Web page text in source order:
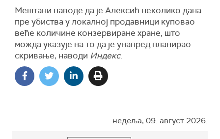
Мештани наводе да је Алексић неколико дана
пре убиства у локалној продавници куповао
веће количине конзервиране хране, што
можда указује на то да је унапред планирао
скривање, наводи Индекс.
недеља, 09. август 2026.